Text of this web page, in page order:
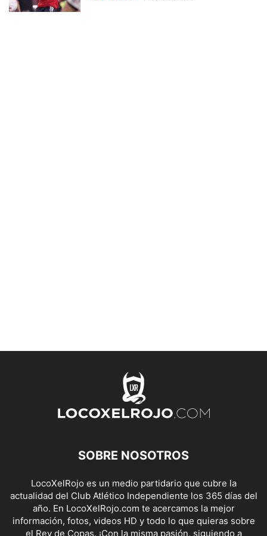
SOBRE NOSOTROS
LocoXelRojo es un medio partidario que cubre la
actualidad del Club Atlético Independiente los 365 días del
año. En LocoXelRojo.com te acercamos la mejor
información, fotos, videos HD y todo lo que quieras sobre
el Rey de Copas. ¡Con la misma pasión, siguiendo a